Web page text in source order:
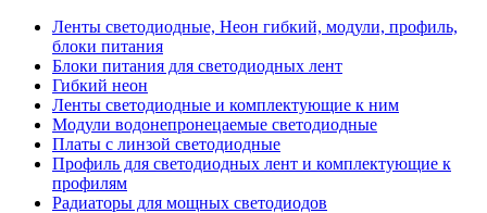
Ленты светодиодные, Неон гибкий, модули, профиль,
блоки питания
Блоки питания для светодиодных лент
Гибкий неон
Ленты светодиодные и комплектующие к ним
Модули водонепронецаемые светодиодные
Платы с линзой светодиодные
Профиль для светодиодных лент и комплектующие к
профилям
Радиаторы для мощных светодиодов